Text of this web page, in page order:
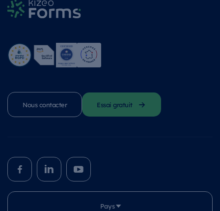
Nous contacter Essai gratuit
Pays